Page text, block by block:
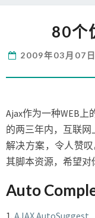
80个
2009年03月07日
Ajax作为一种WEB
的两三年内，互联网
解决方案，令人赞
其脚本资源，希望对
Auto
1. AJAX AutoSuggest